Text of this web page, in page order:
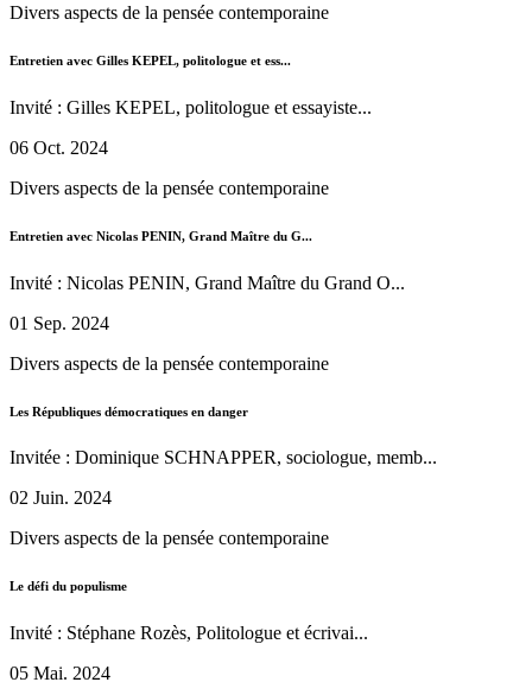
Divers aspects de la pensée contemporaine
Entretien avec Gilles KEPEL, politologue et ess...
Invité : Gilles KEPEL, politologue et essayiste...
06 Oct. 2024
Divers aspects de la pensée contemporaine
Entretien avec Nicolas PENIN, Grand Maître du G...
Invité : Nicolas PENIN, Grand Maître du Grand O...
01 Sep. 2024
Divers aspects de la pensée contemporaine
Les Républiques démocratiques en danger
Invitée : Dominique SCHNAPPER, sociologue, memb...
02 Juin. 2024
Divers aspects de la pensée contemporaine
Le défi du populisme
Invité : Stéphane Rozès, Politologue et écrivai...
05 Mai. 2024